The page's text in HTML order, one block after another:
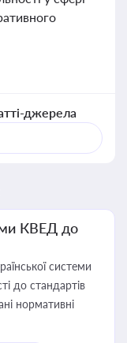
джерела
КВЕД до
системи
до стандартів
нормативні